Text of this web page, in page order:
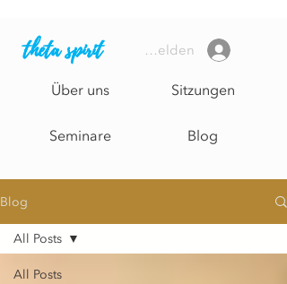
theta spirit
Über uns
Seminare
Sitzungen
Blog
Anmelden
Blog
All Posts
All Posts